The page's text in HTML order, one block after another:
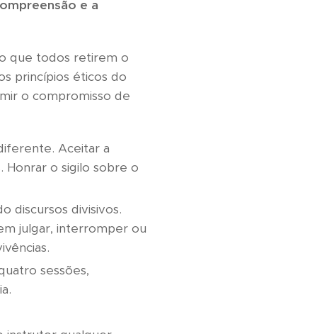
e a
que todos retirem o
princípios éticos do
o compromisso de
Aceitar a
o sigilo sobre o
discursos divisivos.
julgar, interromper ou
sessões,